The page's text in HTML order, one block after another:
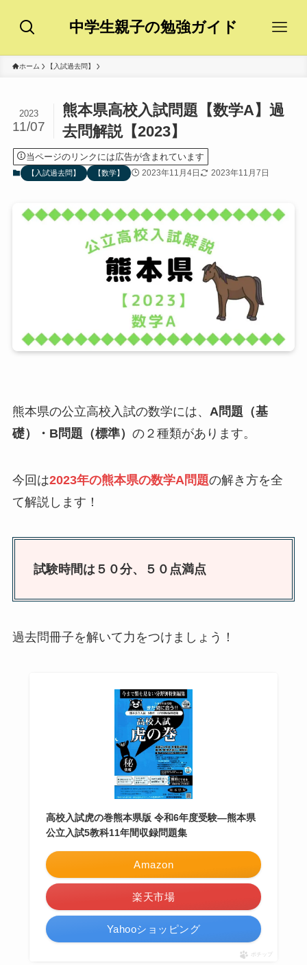
中学生親子の勉強ガイド
ホーム 【入試過去問】
熊本県高校入試問題【数学A】過
去問解説【2023】
2023
11/07
当ページのリンクには広告が含まれています
【入試過去問】 【数学】 2023年11月4日 2023年11月7日
熊本県の公立高校入試の数学には、 A問題（基
礎）・B問題（標準） の２種類があります。
今回は2023年の熊本県の数学A問題の解き方を全
て解説します！
試験時間は５０分、５０点満点
過去問冊子を解いて力をつけましょう！
高校入試虎の巻熊本県版 令和6年度受験―熊本県
公立入試5教科11年間収録問題集
Amazon
楽天市場
Yahooショッピング
ポチップ